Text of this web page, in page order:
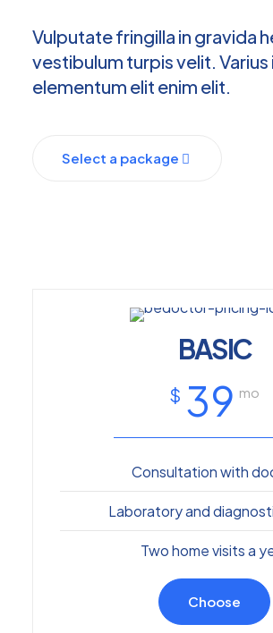
Vulputate fringilla in gravida
vestibulum turpis velit.
elementum elit enim elit.
Select a package
BASIC
$ 39 mo
Consultation with
Laboratory and
Two home visits a
Choose